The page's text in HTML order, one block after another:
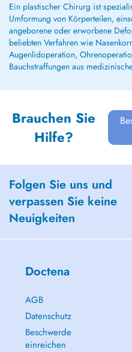
Ein plastischer Chirurg ist
Umformung von Körperteilen,
angeborene oder erworbene
beliebten Verfahren wie
Augenlidoperation,
Bauchstraffungen aus
Brauchen Sie
Hilfe?
Folgen Sie uns und
verpassen Sie keine
Neuigkeiten
Doctena
AGB
Datenschutz
Beschwerde
einreichen